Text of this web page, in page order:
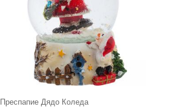
Преспапие Дядо Коледа